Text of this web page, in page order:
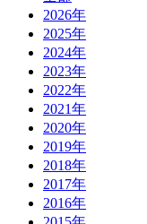
2026年
2025年
2024年
2023年
2022年
2021年
2020年
2019年
2018年
2017年
2016年